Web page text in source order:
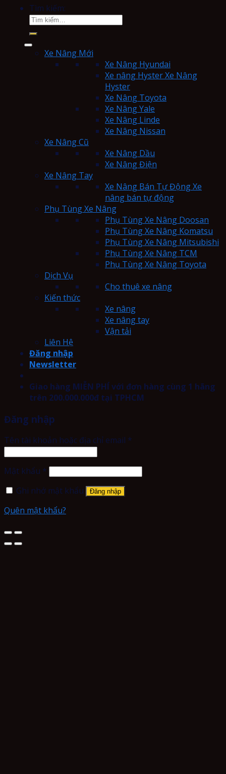
Tìm kiếm:
Xe Nâng Mới
Xe Nâng Hyundai
Xe nâng Hyster Xe Nâng
Hyster
Xe Nâng Toyota
Xe Nâng Yale
Xe Nâng Linde
Xe Nâng Nissan
Xe Nâng Cũ
Xe Nâng Dầu
Xe Nâng Điện
Xe Nâng Tay
Xe Nâng Bán Tự Động Xe
nâng bán tự động
Phụ Tùng Xe Nâng
Phụ Tùng Xe Nâng Doosan
Phụ Tùng Xe Nâng Komatsu
Phụ Tùng Xe Nâng Mitsubishi
Phụ Tùng Xe Nâng TCM
Phụ Tùng Xe Nâng Toyota
Dịch Vụ
Cho thuê xe nâng
Kiến thức
Xe nâng
Xe nâng tay
Vận tải
Liên Hệ
Đăng nhập
Newsletter
Giao hàng MIỄN PHÍ với đơn hàng cùng 1 hãng
trên 200.000.000đ tại TPHCM
Đăng nhập
Tên tài khoản hoặc địa chỉ email *
Mật khẩu *
Ghi nhớ mật khẩu
Đăng nhập
Quên mật khẩu?